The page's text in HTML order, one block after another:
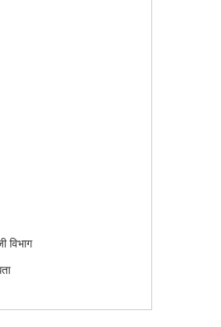
विभाग